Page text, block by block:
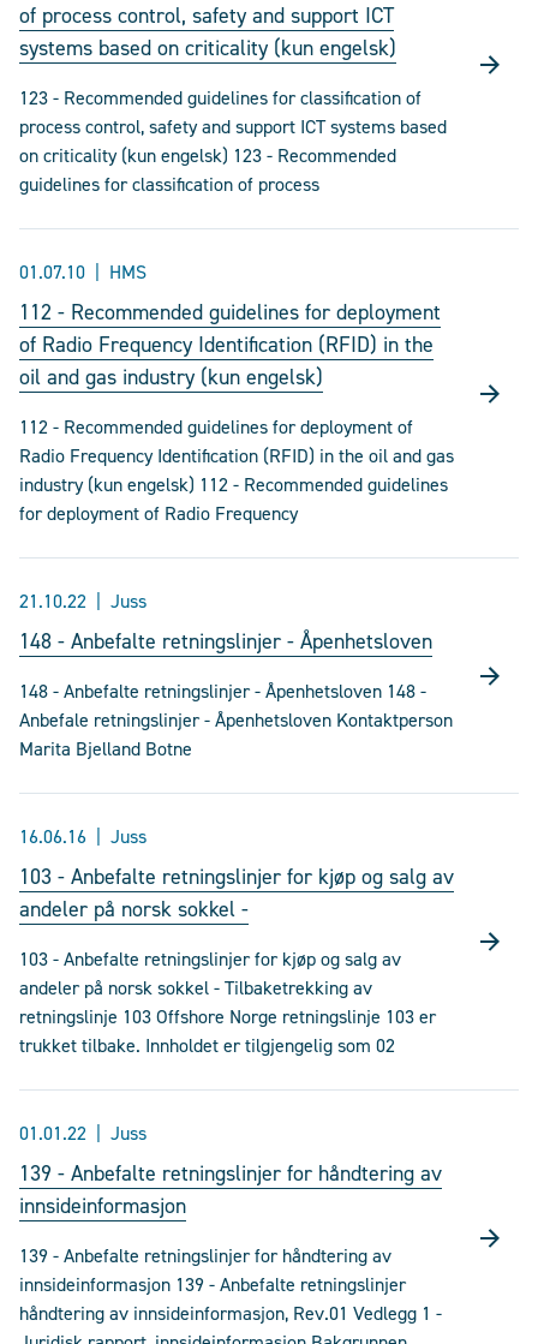
of process control, safety and support ICT
systems based on criticality (kun engelsk)
123 - Recommended guidelines for classification of
process control, safety and support ICT systems based
on criticality (kun engelsk) 123 - Recommended
guidelines for classification of process
01.07.10 HMS
112 - Recommended guidelines for deployment
of Radio Frequency Identification (RFID) in the
oil and gas industry (kun engelsk)
112 - Recommended guidelines for deployment of
Radio Frequency Identification (RFID) in the oil and gas
industry (kun engelsk) 112 - Recommended guidelines
for deployment of Radio Frequency
21.10.22 Juss
148 - Anbefalte retningslinjer - Åpenhetsloven
148 - Anbefalte retningslinjer - Åpenhetsloven 148 -
Anbefale retningslinjer - Åpenhetsloven Kontaktperson
Marita Bjelland Botne
16.06.16 Juss
103 - Anbefalte retningslinjer for kjøp og salg av
andeler på norsk sokkel -
103 - Anbefalte retningslinjer for kjøp og salg av
andeler på norsk sokkel - Tilbaketrekking av
retningslinje 103 Offshore Norge retningslinje 103 er
trukket tilbake. Innholdet er tilgjengelig som 02
01.01.22 Juss
139 - Anbefalte retningslinjer for håndtering av
innsideinformasjon
139 - Anbefalte retningslinjer for håndtering av
innsideinformasjon 139 - Anbefalte retningslinjer
håndtering av innsideinformasjon, Rev.01 Vedlegg 1 -